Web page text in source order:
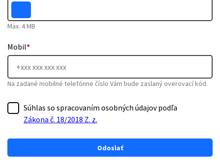
Max. 4 MB
Mobil*
Na zadané mobilné telefónne číslo Vám bude zaslaný overovací kód.
Súhlas so spracovaním osobných údajov podľa
Zákona č. 18/2018 Z. z.